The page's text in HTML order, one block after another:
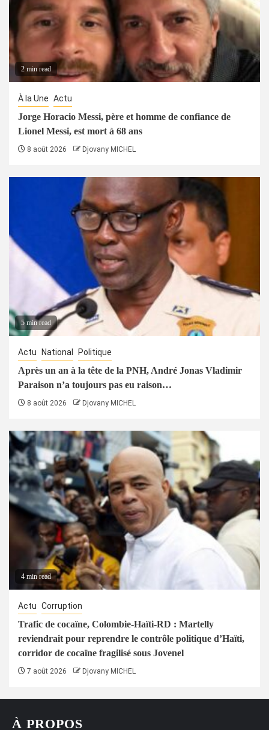
2 min read
À la Une Actu
Jorge Horacio Messi, père et homme de confiance de
Lionel Messi, est mort à 68 ans
8 août 2026 Djovany MICHEL
5 min read
Actu National Politique
Après un an à la tête de la PNH, André Jonas Vladimir
Paraison n’a toujours pas eu raison…
8 août 2026 Djovany MICHEL
4 min read
Actu Corruption
Trafic de cocaïne, Colombie-Haïti-RD : Martelly
reviendrait pour reprendre le contrôle politique d’Haïti,
corridor de cocaïne fragilisé sous Jovenel
7 août 2026 Djovany MICHEL
À PROPOS